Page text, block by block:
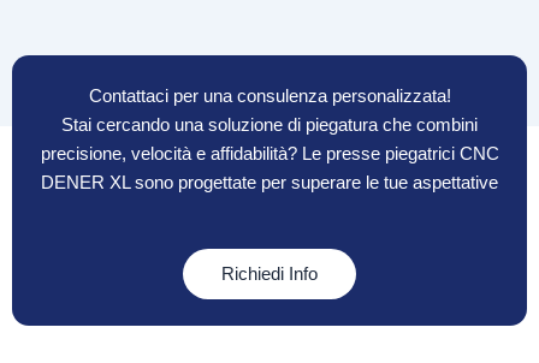
Contattaci per una consulenza personalizzata!
Stai cercando una soluzione di piegatura che combini
precisione, velocità e affidabilità? Le presse piegatrici CNC
DENER XL sono progettate per superare le tue aspettative
Richiedi Info